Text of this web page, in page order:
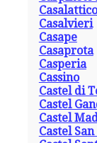
Casalattico
Casalvieri
Casape
Casaprota
Casperia
Cassino
Castel di
Castel
Castel
Castel